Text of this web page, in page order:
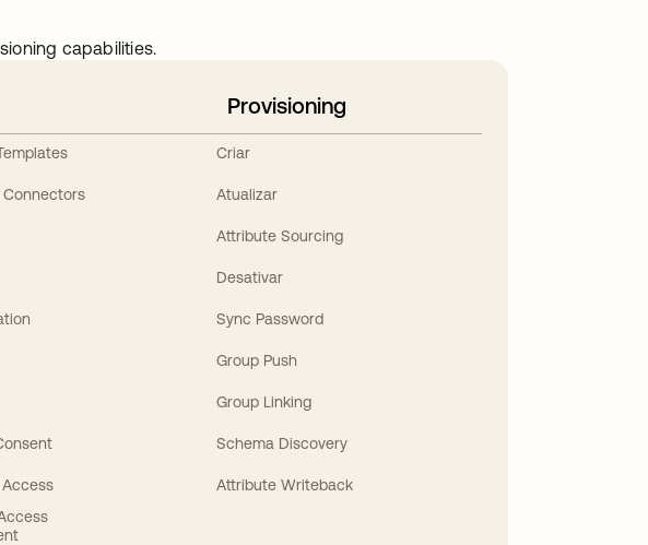
capabilities.
Provisioning
Criar
Atualizar
Attribute Sourcing
Desativar
Sync Password
Group Push
Group Linking
Schema Discovery
Attribute Writeback